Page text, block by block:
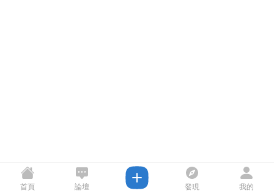
首頁 論壇 發現 我的